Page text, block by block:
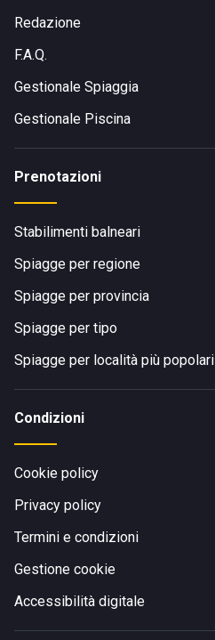
Redazione
F.A.Q.
Gestionale Spiaggia
Gestionale Piscina
Prenotazioni
Stabilimenti balneari
Spiagge per regione
Spiagge per provincia
Spiagge per tipo
Spiagge per località più popolari
Condizioni
Cookie policy
Privacy policy
Termini e condizioni
Gestione cookie
Accessibilità digitale